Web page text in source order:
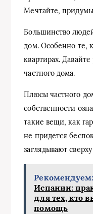
Мечтайте,
Большинство
дом. Особенно те,
квартирах.
частного дома.
Плюсы частного
собственности
такие вещи, как
не придется
заглядывают
Рекомендуем:
Испании:
для тех, кто
помощь